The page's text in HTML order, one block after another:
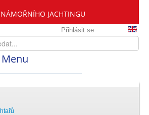
JACHTINGU
Přihlásit se
Menu